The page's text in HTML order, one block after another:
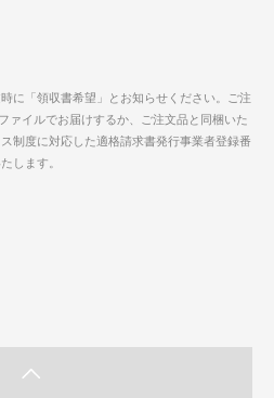
に「領収書希望」とお知らせください。ご注
ァイルでお届けするか、ご注文品と同梱いた
制度に対応した適格請求書発行事業者登録番
します。